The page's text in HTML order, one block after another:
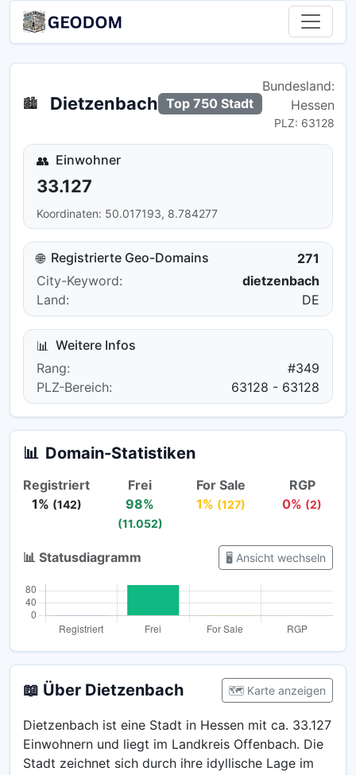
🏙️ Dietzenbach Top 750 Stadt
Bundesland:
Hessen
PLZ: 63128
👥 Einwohner
33.127
Koordinaten: 50.017193, 8.784277
🌐 Registrierte Geo-Domains
271
City-Keyword:
dietzenbach
Land:
DE
📊 Weitere Infos
Rang:
#349
PLZ-Bereich:
63128 - 63128
📊 Domain-Statistiken
Registriert
1% (142)
Frei
98%
(11.052)
For Sale
1% (127)
RGP
0% (2)
📊 Statusdiagramm 🖥️ Ansicht wechseln
📖 Über Dietzenbach 🗺️ Karte anzeigen
Dietzenbach ist eine Stadt in Hessen mit ca. 33.127
Einwohnern und liegt im Landkreis Offenbach. Die
Stadt zeichnet sich durch ihre idyllische Lage im